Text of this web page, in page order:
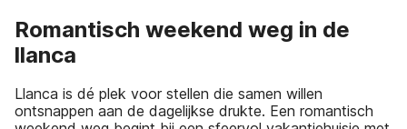
Romantisch weekend weg in de
llanca
Llanca is dé plek voor stellen die samen willen
ontsnappen aan de dagelijkse drukte. Een romantisch